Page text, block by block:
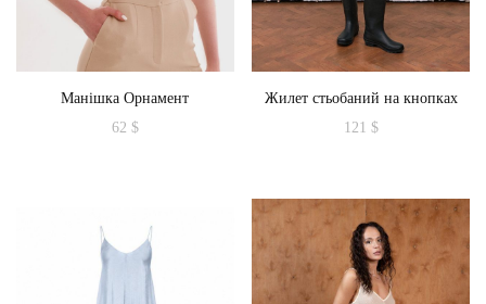
Манішка Орнамент
62 $
Жилет стьобаний на кнопках
121 $
має
кілька
варіантів.